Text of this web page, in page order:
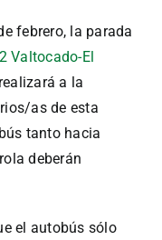
febrero, la parada
Valtocado-El
a la
as de esta
tanto hacia
deberán
el autobús sólo